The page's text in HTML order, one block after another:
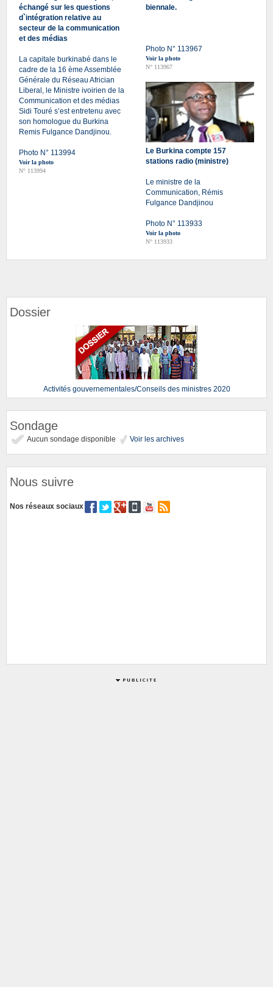
échangé sur les questions
d`intégration relative au
secteur de la communication
et des médias
La capitale burkinabé dans le
cadre de la 16 ème Assemblée
Générale du Réseau Africian
Liberal, le Ministre ivoirien de la
Communication et des médias
Sidi Touré s’est entretenu avec
son homologue du Burkina
Remis Fulgance Dandjinou.
Photo N° 113994
Voir la photo
N° 113994
biennale.
Photo N° 113967
Voir la photo
N° 113967
Le Burkina compte 157
stations radio (ministre)
Le ministre de la
Communication, Rémis
Fulgance Dandjinou
Photo N° 113933
Voir la photo
N° 113933
Dossier
Activités gouvernementales/Conseils des ministres 2020
Sondage
Aucun sondage disponible Voir les archives
Nous suivre
Nos réseaux sociaux